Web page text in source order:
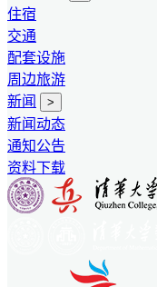
住宿
交通
配套设施
周边旅游
新闻
>
新闻动态
通知公告
资料下载